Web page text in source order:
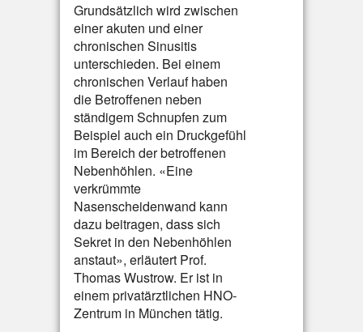
Grundsätzlich wird zwischen
einer akuten und einer
chronischen Sinusitis
unterschieden. Bei einem
chronischen Verlauf haben
die Betroffenen neben
ständigem Schnupfen zum
Beispiel auch ein Druckgefühl
im Bereich der betroffenen
Nebenhöhlen. «Eine
verkrümmte
Nasenscheidenwand kann
dazu beitragen, dass sich
Sekret in den Nebenhöhlen
anstaut», erläutert Prof.
Thomas Wustrow. Er ist in
einem privatärztlichen HNO-
Zentrum in München tätig.